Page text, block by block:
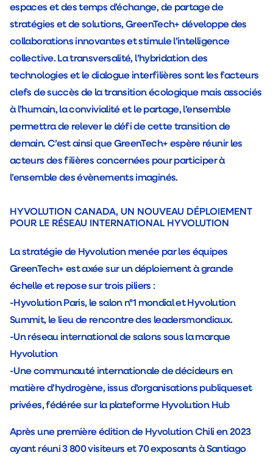
espaces et des temps d’échange, de partage de
stratégies et de solutions, GreenTech+ développe des
collaborations innovantes et stimule l’intelligence
collective. La transversalité, l’hybridation des
technologies et le dialogue interfilières sont les facteurs
clefs de succès de la transition écologique mais associés
à l’humain, la convivialité et le partage, l’ensemble
permettra de relever le défi de cette transition de
demain. C’est ainsi que GreenTech+ espère réunir les
acteurs des filières concernées pour participer à
l’ensemble des évènements imaginés.
HYVOLUTION CANADA, UN NOUVEAU DÉPLOIEMENT
POUR LE RÉSEAU INTERNATIONAL HYVOLUTION
La stratégie de Hyvolution menée par les équipes
GreenTech+ est axée sur un déploiement à grande
échelle et repose sur trois piliers :
-Hyvolution Paris, le salon n°1 mondial et Hyvolution
Summit, le lieu de rencontre des leadersmondiaux.
-Un réseau international de salons sous la marque
Hyvolution
-Une communauté internationale de décideurs en
matière d’hydrogène, issus d’organisations publiqueset
privées, fédérée sur la plateforme Hyvolution Hub
Après une première édition de Hyvolution Chili en 2023
ayant réuni 3 800 visiteurs et 70 exposants à Santiago